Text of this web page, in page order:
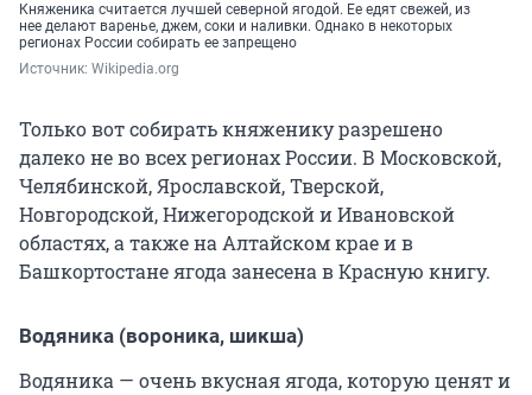
Княженика считается лучшей северной ягодой. Ее едят свежей, из
нее делают варенье, джем, соки и наливки. Однако в некоторых
регионах России собирать ее запрещено
Источник: Wikipedia.org
Только вот собирать княженику разрешено
далеко не во всех регионах России. В Московской,
Челябинской, Ярославской, Тверской,
Новгородской, Нижегородской и Ивановской
областях, а также на Алтайском крае и в
Башкортостане ягода занесена в Красную книгу.
Водяника (вороника, шикша)
Водяника — очень вкусная ягода, которую ценят и